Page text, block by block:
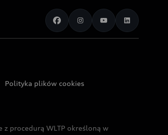
Polityka plików cookies
procedurą WLTP określoną w